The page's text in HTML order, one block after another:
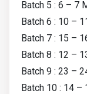
Batch 5 : 6 – 7
Batch 6 : 10 –
Batch 7 : 15 –
Batch 8 : 12 –
Batch 9 : 23 –
Batch 10 : 14 –